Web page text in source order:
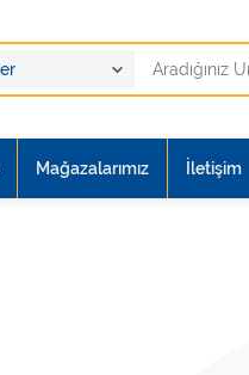
Mağazalarımız İletişim